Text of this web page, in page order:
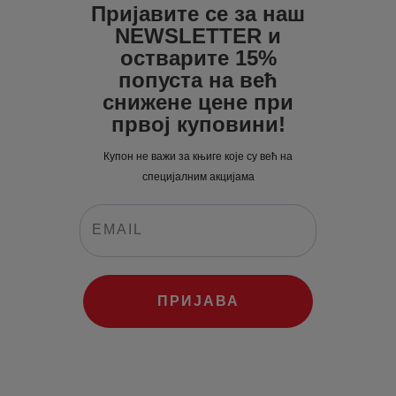
Пријавите се за наш
NEWSLETTER и
остварите 15%
попуста на већ
снижене цене при
првој куповини!
Купон не важи за књиге које су већ на
специјалним акцијама
ПРИЈАВА